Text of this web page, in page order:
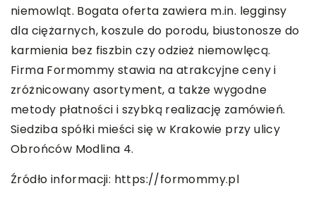
niemowląt. Bogata oferta zawiera m.in. legginsy
dla ciężarnych, koszule do porodu, biustonosze do
karmienia bez fiszbin czy odzież niemowlęcą.
Firma Formommy stawia na atrakcyjne ceny i
zróżnicowany asortyment, a także wygodne
metody płatności i szybką realizację zamówień.
Siedziba spółki mieści się w Krakowie przy ulicy
Obrońców Modlina 4.
Źródło informacji: https://formommy.pl